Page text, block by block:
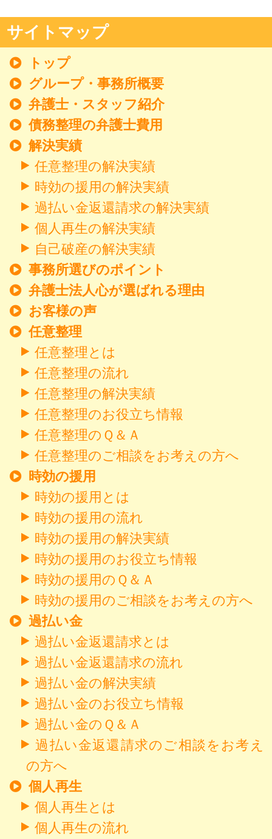
サイトマップ
トップ
グループ・事務所概要
弁護士・スタッフ紹介
債務整理の弁護士費用
解決実績
任意整理の解決実績
時効の援用の解決実績
過払い金返還請求の解決実績
個人再生の解決実績
自己破産の解決実績
事務所選びのポイント
弁護士法人心が選ばれる理由
お客様の声
任意整理
任意整理とは
任意整理の流れ
任意整理の解決実績
任意整理のお役立ち情報
任意整理のＱ＆Ａ
任意整理のご相談をお考えの方へ
時効の援用
時効の援用とは
時効の援用の流れ
時効の援用の解決実績
時効の援用のお役立ち情報
時効の援用のＱ＆Ａ
時効の援用のご相談をお考えの方へ
過払い金
過払い金返還請求とは
過払い金返還請求の流れ
過払い金の解決実績
過払い金のお役立ち情報
過払い金のＱ＆Ａ
過払い金返還請求のご相談をお考え
の方へ
個人再生
個人再生とは
個人再生の流れ